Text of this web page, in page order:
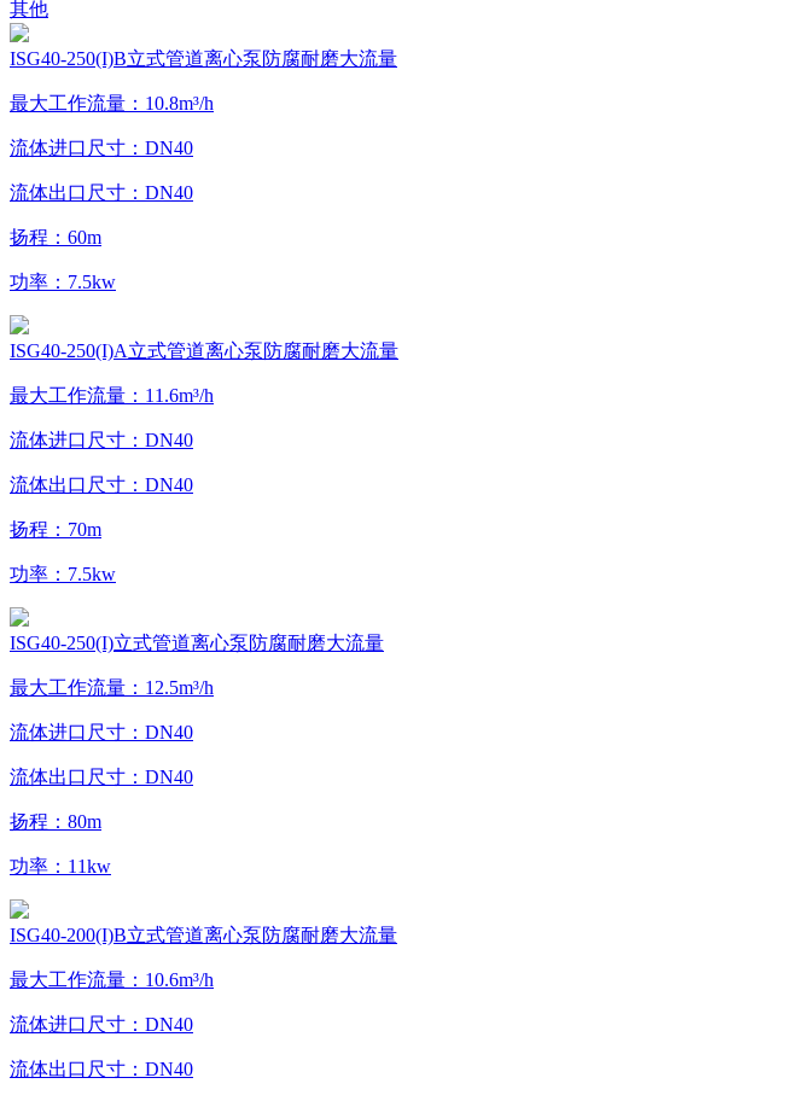
其他
ISG40-250(I)B立式管道离心泵防腐耐磨大流量
最大工作流量：10.8m³/h
流体进口尺寸：DN40
流体出口尺寸：DN40
扬程：60m
功率：7.5kw
ISG40-250(I)A立式管道离心泵防腐耐磨大流量
最大工作流量：11.6m³/h
流体进口尺寸：DN40
流体出口尺寸：DN40
扬程：70m
功率：7.5kw
ISG40-250(I)立式管道离心泵防腐耐磨大流量
最大工作流量：12.5m³/h
流体进口尺寸：DN40
流体出口尺寸：DN40
扬程：80m
功率：11kw
ISG40-200(I)B立式管道离心泵防腐耐磨大流量
最大工作流量：10.6m³/h
流体进口尺寸：DN40
流体出口尺寸：DN40